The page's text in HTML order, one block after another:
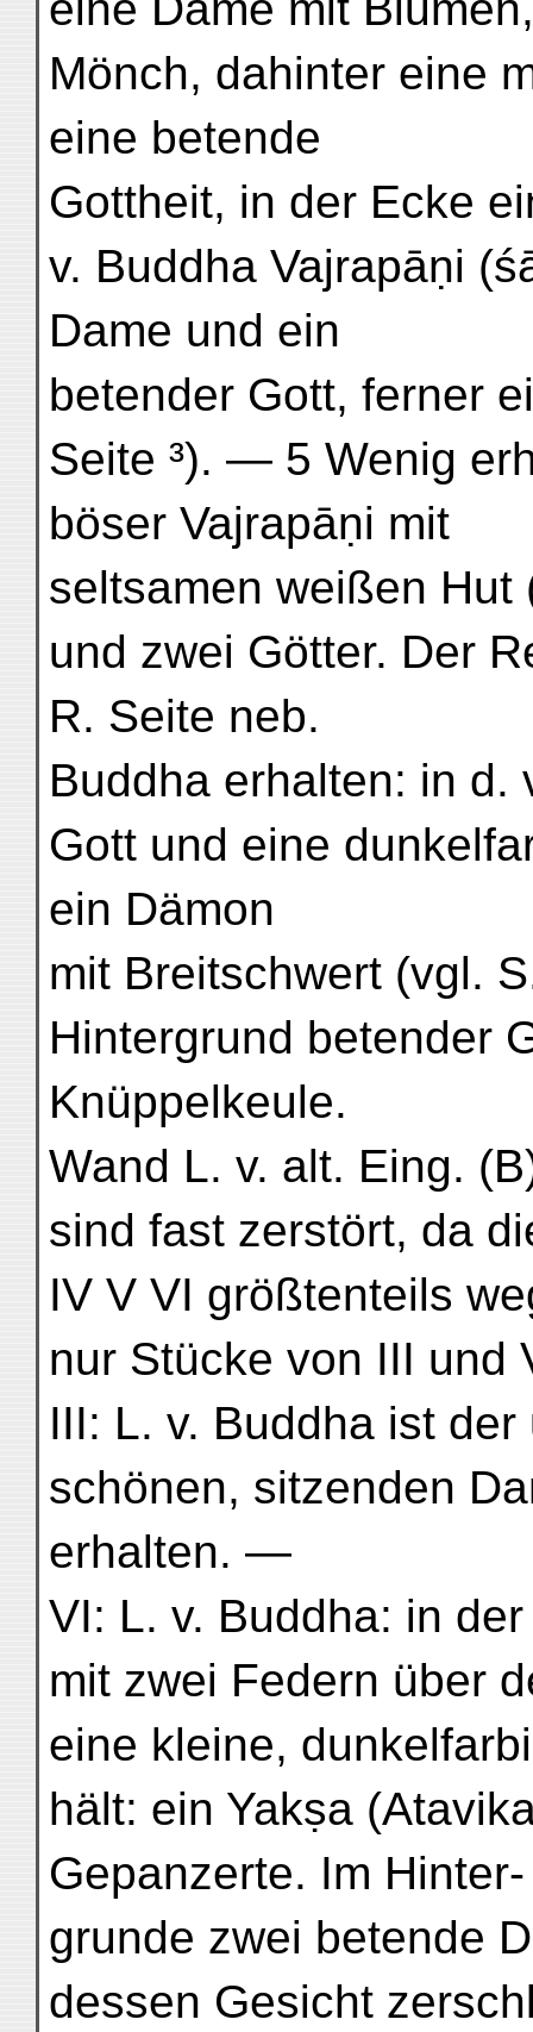
Mönch, dahinter eine
eine betende
Gottheit, in der Ecke
v. Buddha Vajrapāṇi
Dame und ein
betender Gott, ferner
Seite ³). — 5 Wenig
böser Vajrapāṇi mit
seltsamen weißen
und zwei Götter. Der
R. Seite neb.
Buddha erhalten: in d.
Gott und eine
ein Dämon
mit Breitschwert (vgl.
Hintergrund betender
Knüppelkeule.
Wand L. v. alt. Eing.
sind fast zerstört, da
IV V VI größtenteils
nur Stücke von III und
III: L. v. Buddha ist
schönen, sitzenden
erhalten. —
VI: L. v. Buddha: in
mit zwei Federn über
eine kleine,
hält: ein Yakṣa
Gepanzerte. Im Hinter-
grunde zwei betende
dessen Gesicht